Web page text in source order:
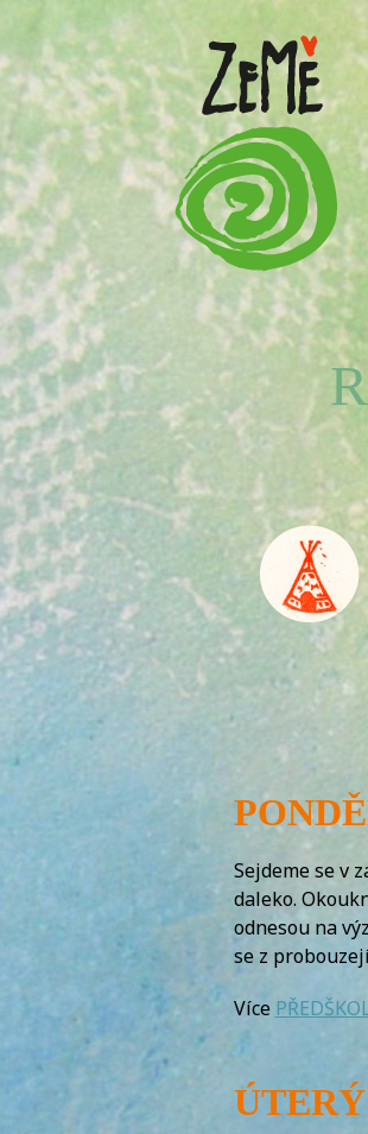
Sejdeme se v
daleko.
odnesou na
se z
Více